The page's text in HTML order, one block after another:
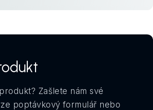
Zašlete nám své
poptávkový formulář nebo